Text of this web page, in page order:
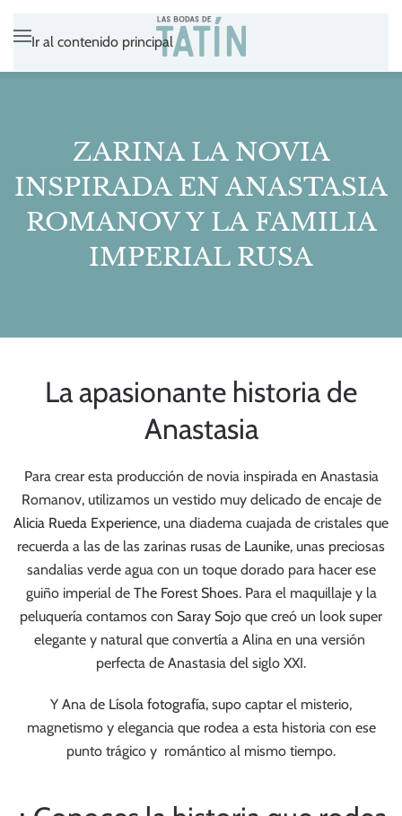
Ir al contenido principal
ZARINA LA NOVIA
INSPIRADA EN ANASTASIA
ROMANOV Y LA FAMILIA
IMPERIAL RUSA
La apasionante historia de
Anastasia
Para crear esta producción de novia inspirada en Anastasia
Romanov, utilizamos un vestido muy delicado de encaje de
Alicia Rueda Experience, una diadema cuajada de cristales que
recuerda a las de las zarinas rusas de Launike, unas preciosas
sandalias verde agua con un toque dorado para hacer ese
guiño imperial de The Forest Shoes. Para el maquillaje y la
peluquería contamos con Saray Sojo que creó un look super
elegante y natural que convertía a Alina en una versión
perfecta de Anastasia del siglo XXI.
Y Ana de Lísola fotografía, supo captar el misterio,
magnetismo y elegancia que rodea a esta historia con ese
punto trágico y romántico al mismo tiempo.